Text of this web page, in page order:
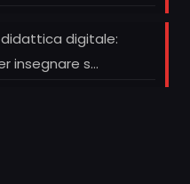
digitale:
insegnare s…